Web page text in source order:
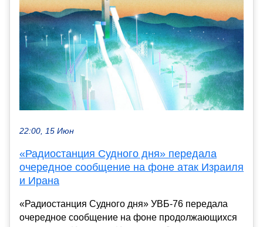
22:00, 15 Июн
«Радиостанция Судного дня» передала
очередное сообщение на фоне атак Израиля
и Ирана
«Радиостанция Судного дня» УВБ-76 передала
очередное сообщение на фоне продолжающихся